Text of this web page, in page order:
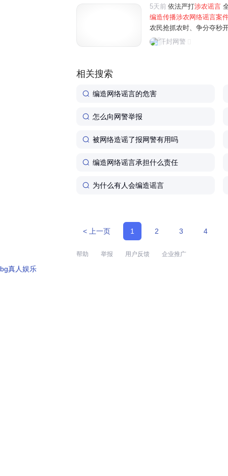
5天前 依法严打涉农谣言
编造传播涉农网络谣言案
农民抢抓农时、争分夺秒
民为博取关注、吸粉引流
开封网警
相关搜索
编造网络谣言的危害
怎么向网警举报
被网络造谣了报网警有用吗
编造网络谣言承担什么责任
为什么有人会编造谣言
< 上一页 1 2 3 4
帮助 举报 用户反馈 企业推广
bg真人娱乐